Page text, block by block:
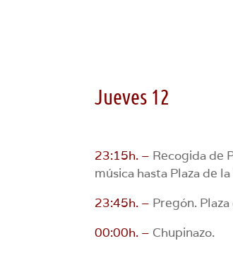
Jueves 12
23:15h. – Recogida de
música hasta Plaza de
23:45h. – Pregón.
00:00h. – Chupinazo.